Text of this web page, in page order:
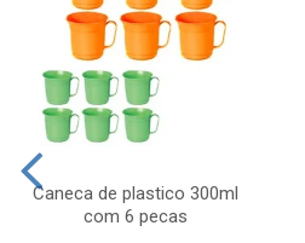
Caneca de plastico 300ml
com 6 pecas